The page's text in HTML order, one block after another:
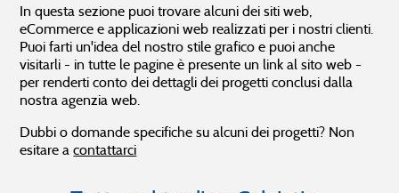
Il virus al tempo del WWW
Consigli di business per l'emergenza
0 - Analisi finanziaria
1 - Digitale Digitale Digitale!
2 - L'importante è comunicare
3 - Sii positivo
Consulenza CRM
Intranet e Knowledge management
Soluzioni GNU/Linux
Comunicazione visiva
>> Tutte le soluzioni grafiche
Grafica presentazioni aziendali
Dinomail - email aziendale
Hosting Platinum
Prodotti Software
Prodotti Software
In questa sezione puoi trovare alcuni dei siti web,
eCommerce e applicazioni web realizzati per i nostri clienti.
Puoi farti un'idea del nostro stile grafico e puoi anche
visitarli - in tutte le pagine è presente un link al sito web -
per renderti conto dei dettagli dei progetti conclusi dalla
nostra agenzia web.
Dubbi o domande specifiche su alcuni dei progetti? Non
esitare acontattarci